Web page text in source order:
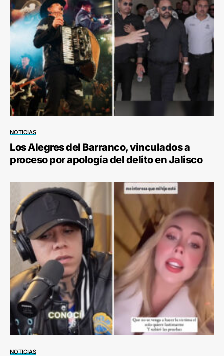
NOTICIAS
Los Alegres del Barranco, vinculados a
proceso por apología del delito en Jalisco
NOTICIAS